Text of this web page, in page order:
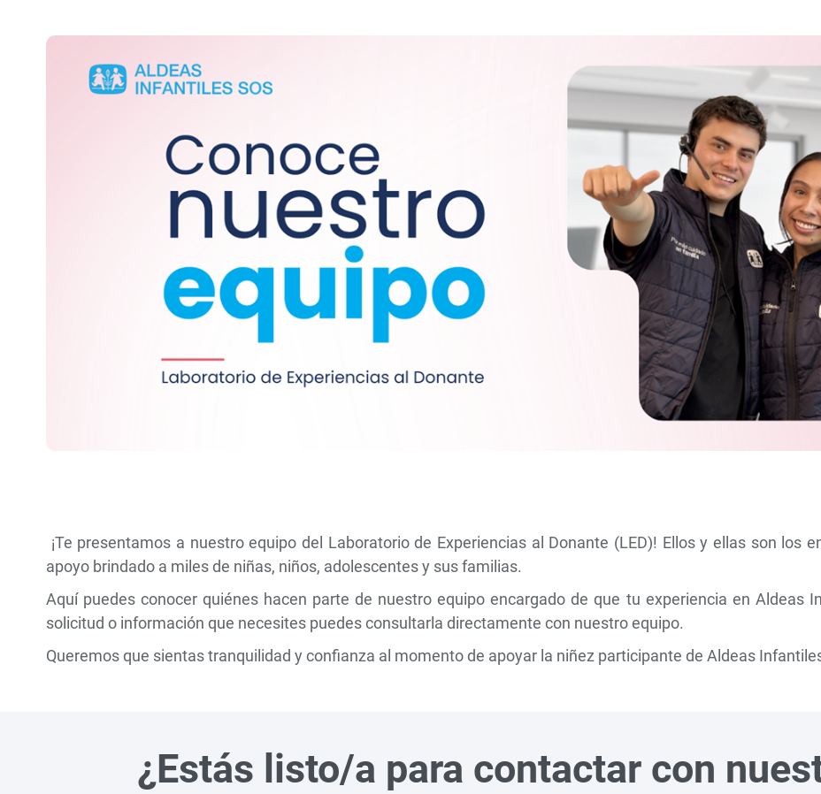
¡Te presentamos a nuestro equipo del Laboratorio de Experiencias al Donante (LED)! Ellos y ellas son los
apoyo brindado a miles de niñas, niños, adolescentes y sus familias.
Aquí puedes conocer quiénes hacen parte de nuestro equipo encargado de que tu experiencia en Aldeas
solicitud o información que necesites puedes consultarla directamente con nuestro equipo.
Queremos que sientas tranquilidad y confianza al momento de apoyar la niñez participante de Aldeas
¿Estás listo/a para contactar con